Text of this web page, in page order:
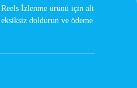
İzlenme ürünü için alt
doldurun ve ödeme